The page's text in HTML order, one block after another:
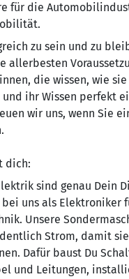
für die
zu sein und zu
allerbesten
die wissen, wie
und ihr Wissen perfekt
wir uns, wenn Sie
dich:
sind genau Dein
uns als Elektroniker
Unsere
Strom, damit
Dafür baust Du
und Leitungen,